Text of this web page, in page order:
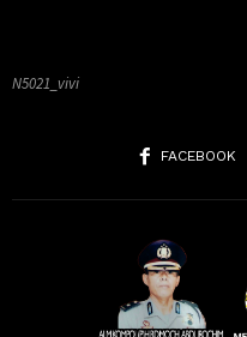
N5021_vivi
FACEBOOK